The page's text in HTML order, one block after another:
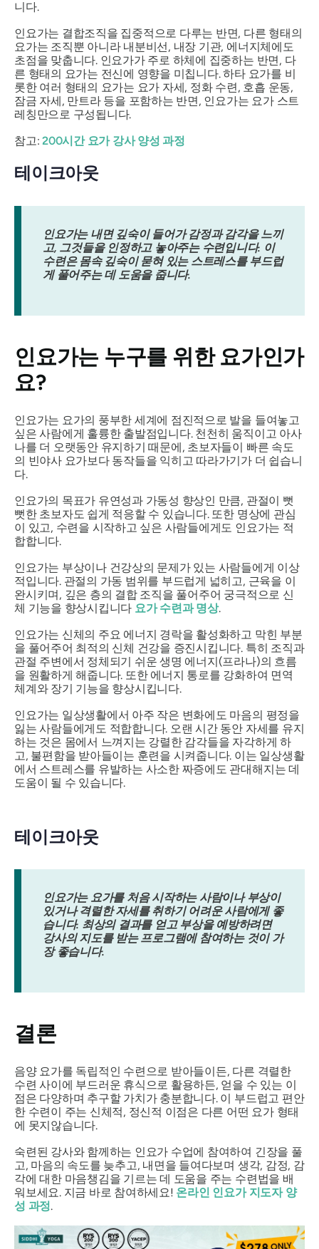
니다.
인요가는 결합조직을 집중적으로 다루는 반면, 다른 형태의
요가는 조직뿐 아니라 내분비선, 내장 기관, 에너지체에도
초점을 맞춥니다. 인요가가 주로 하체에 집중하는 반면, 다
른 형태의 요가는 전신에 영향을 미칩니다. 하타 요가를 비
롯한 여러 형태의 요가는 요가 자세, 정화 수련, 호흡 운동,
잠금 자세, 만트라 등을 포함하는 반면, 인요가는 요가 스트
레칭만으로 구성됩니다.
참고:200시간 요가 강사 양성 과정
테이크아웃
인요가는 내면 깊숙이 들어가 감정과 감각을 느끼
고, 그것들을 인정하고 놓아주는 수련입니다. 이
수련은 몸속 깊숙이 묻혀 있는 스트레스를 부드럽
게 풀어주는 데 도움을 줍니다.
인요가는 누구를 위한 요가인가
요?
인요가는 요가의 풍부한 세계에 점진적으로 발을 들여놓고
싶은 사람에게 훌륭한 출발점입니다. 천천히 움직이고 아사
나를 더 오랫동안 유지하기 때문에, 초보자들이 빠른 속도
의 빈야사 요가보다 동작들을 익히고 따라가기가 더 쉽습니
다.
인요가의 목표가 유연성과 가동성 향상인 만큼, 관절이 뻣
뻣한 초보자도 쉽게 적응할 수 있습니다. 또한 명상에 관심
이 있고, 수련을 시작하고 싶은 사람들에게도 인요가는 적
합합니다.
인요가는 부상이나 건강상의 문제가 있는 사람들에게 이상
적입니다. 관절의 가동 범위를 부드럽게 넓히고, 근육을 이
완시키며, 깊은 층의 결합 조직을 풀어주어 궁극적으로 신
체 기능을 향상시킵니다 요가 수련과 명상.
인요가는 신체의 주요 에너지 경락을 활성화하고 막힌 부분
을 풀어주어 최적의 신체 건강을 증진시킵니다. 특히 조직과
관절 주변에서 정체되기 쉬운 생명 에너지(프라나)의 흐름
을 원활하게 해줍니다. 또한 에너지 통로를 강화하여 면역
체계와 장기 기능을 향상시킵니다.
인요가는 일상생활에서 아주 작은 변화에도 마음의 평정을
잃는 사람들에게도 적합합니다. 오랜 시간 동안 자세를 유지
하는 것은 몸에서 느껴지는 강렬한 감각들을 자각하게 하
고, 불편함을 받아들이는 훈련을 시켜줍니다. 이는 일상생활
에서 스트레스를 유발하는 사소한 짜증에도 관대해지는 데
도움이 될 수 있습니다.
테이크아웃
인요가는 요가를 처음 시작하는 사람이나 부상이
있거나 격렬한 자세를 취하기 어려운 사람에게 좋
습니다. 최상의 결과를 얻고 부상을 예방하려면
강사의 지도를 받는 프로그램에 참여하는 것이 가
장 좋습니다.
결론
음양 요가를 독립적인 수련으로 받아들이든, 다른 격렬한
수련 사이에 부드러운 휴식으로 활용하든, 얻을 수 있는 이
점은 다양하며 추구할 가치가 충분합니다. 이 부드럽고 편안
한 수련이 주는 신체적, 정신적 이점은 다른 어떤 요가 형태
에 못지않습니다.
숙련된 강사와 함께하는 인요가 수업에 참여하여 긴장을 풀
고, 마음의 속도를 늦추고, 내면을 들여다보며 생각, 감정, 감
각에 대한 마음챙김을 기르는 데 도움을 주는 수련법을 배
워보세요. 지금 바로 참여하세요! 온라인 인요가 지도자 양
성 과정.